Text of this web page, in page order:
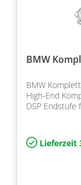
BMW
BMW
High-End
DSP Endstufe
Lieferzeit